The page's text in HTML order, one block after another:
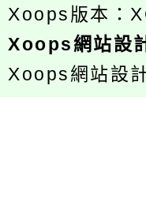
Xoops版本：
Xoops網站設
Xoops網站設